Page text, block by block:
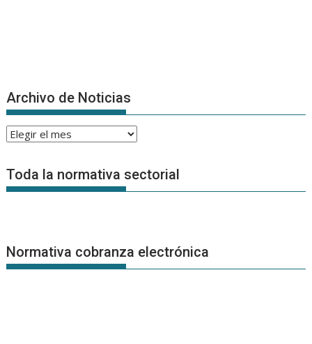
Archivo de Noticias
Archivo
Noticias
Toda la normativa sectorial
Normativa cobranza electrónica